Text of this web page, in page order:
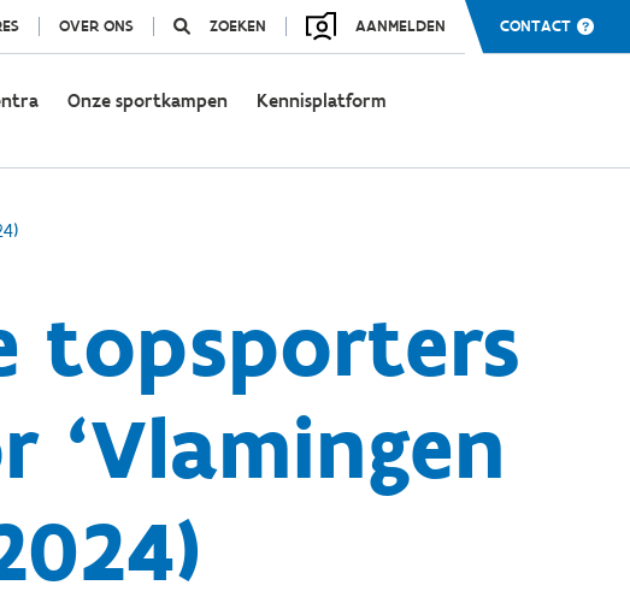
OVER ONS ZOEKEN AANMELDEN CONTACT
Onze sportkampen Kennisplatform
topsporters
‘Vlamingen